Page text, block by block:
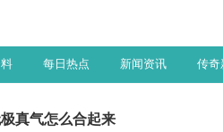
每日热点 新闻资讯 传奇
真气怎么合起来